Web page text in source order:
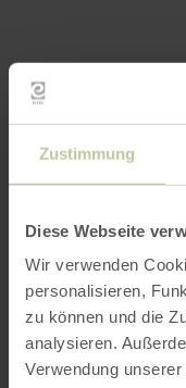
Zustimmung
Diese Webseite
Wir verwenden
personalisieren,
zu können und die
analysieren.
Verwendung
Plus
Heures
Catégories